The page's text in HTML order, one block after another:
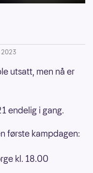
2023
utsatt, men nå er
endelig i gang.
første kampdagen:
kl. 18.00